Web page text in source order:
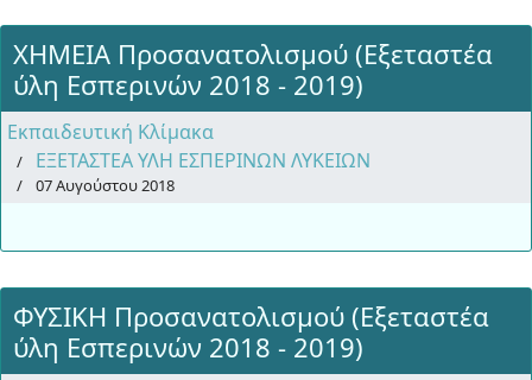
ΧΗΜΕΙΑ Προσανατολισμού (Εξεταστέα
ύλη Εσπερινών 2018 - 2019)
Εκπαιδευτική Κλίμακα
ΕΞΕΤΑΣΤΕΑ ΥΛΗ ΕΣΠΕΡΙΝΩΝ ΛΥΚΕΙΩΝ
07 Αυγούστου 2018
ΦΥΣΙΚΗ Προσανατολισμού (Εξεταστέα
ύλη Εσπερινών 2018 - 2019)